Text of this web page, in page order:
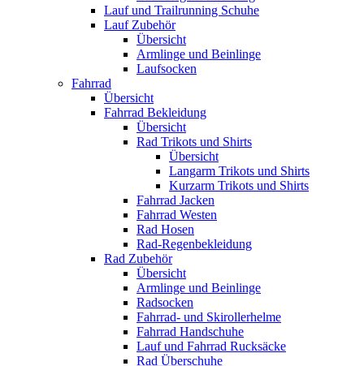
Lauf und Trailrunning Schuhe
Lauf Zubehör
Übersicht
Armlinge und Beinlinge
Laufsocken
Fahrrad
Übersicht
Fahrrad Bekleidung
Übersicht
Rad Trikots und Shirts
Übersicht
Langarm Trikots und Shirts
Kurzarm Trikots und Shirts
Fahrrad Jacken
Fahrrad Westen
Rad Hosen
Rad-Regenbekleidung
Rad Zubehör
Übersicht
Armlinge und Beinlinge
Radsocken
Fahrrad- und Skirollerhelme
Fahrrad Handschuhe
Lauf und Fahrrad Rucksäcke
Rad Überschuhe